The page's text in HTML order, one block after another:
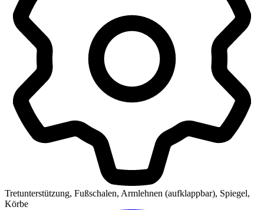
Tretunterstützung, Fußschalen, Armlehnen (aufklappbar), Spiegel,
Körbe